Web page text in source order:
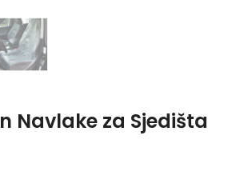
Navlake za Sjedišta